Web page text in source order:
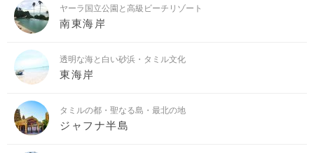
ヤーラ国立公園と高級ビーチリゾート
南東海岸
透明な海と白い砂浜・タミル文化
東海岸
タミルの都・聖なる島・最北の地
ジャフナ半島